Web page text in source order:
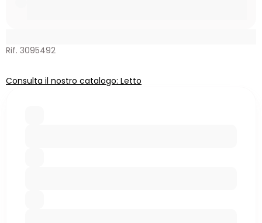
Rif. 3095492
Consulta il nostro catalogo: Letto